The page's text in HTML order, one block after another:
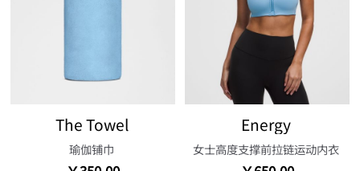
The Towel
瑜伽铺巾
Energy
女士高度支撑前拉链运动内衣